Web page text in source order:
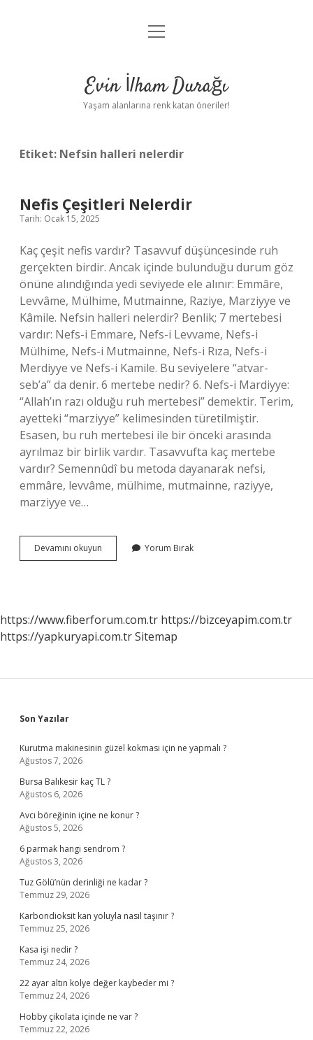
Anasayfa
Yasal Uyarı
menüyü
Evin İlham Durağı
Yaşam alanlarına renk katan öneriler!
Etiket: Nefsin halleri nelerdir
Nefis Çeşitleri Nelerdir
Tarih: Ocak 15, 2025
Kaç çeşit nefis vardır? Tasavvuf düşüncesinde ruh
gerçekten birdir. Ancak içinde bulunduğu durum göz
önüne alındığında yedi seviyede ele alınır: Emmâre,
Levvâme, Mülhime, Mutmainne, Raziye, Marziyye ve
Kâmile. Nefsin halleri nelerdir? Benlik; 7 mertebesi
vardır: Nefs-i Emmare, Nefs-i Levvame, Nefs-i
Mülhime, Nefs-i Mutmainne, Nefs-i Rıza, Nefs-i
Merdiyye ve Nefs-i Kamile. Bu seviyelere “atvar-
seb’a” da denir. 6 mertebe nedir? 6. Nefs-i Mardiyye:
“Allah’ın razı olduğu ruh mertebesi” demektir. Terim,
ayetteki “marziyye” kelimesinden türetilmiştir.
Esasen, bu ruh mertebesi ile bir önceki arasında
ayrılmaz bir birlik vardır. Tasavvufta kaç mertebe
vardır? Semennûdî bu metoda dayanarak nefsi,
emmâre, levvâme, mülhime, mutmainne, raziyye,
marziyye ve…
Devamını okuyun
Çeşitleri
Yorum Bırak
https://www.fiberforum.com.tr https://bizceyapim.com.tr
https://yapkuryapi.com.trSitemap
Sidebar
Son Yazılar
Kurutma makinesinin güzel kokması için ne yapmalı ?
Ağustos 7, 2026
Bursa Balıkesir kaç TL ?
Ağustos 6, 2026
Avcı böreğinin içine ne konur ?
Ağustos 5, 2026
6 parmak hangi sendrom ?
Ağustos 3, 2026
Tuz Gölü’nün derinliği ne kadar ?
Temmuz 29, 2026
Karbondioksit kan yoluyla nasıl taşınır ?
Temmuz 25, 2026
Kasa işi nedir ?
Temmuz 24, 2026
22 ayar altın kolye değer kaybeder mi ?
Temmuz 24, 2026
Hobby çikolata içinde ne var ?
Temmuz 22, 2026